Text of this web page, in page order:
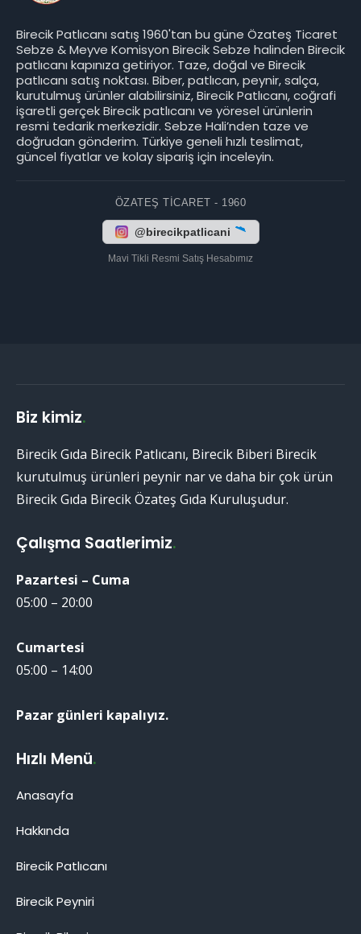
Birecik Patlıcanı satış 1960'tan bu güne Özateş Ticaret
Sebze & Meyve Komisyon Birecik Sebze halinden Birecik
patlıcanı kapınıza getiriyor. Taze, doğal ve Birecik
patlıcanı satış noktası. Biber, patlıcan, peynir, salça,
kurutulmuş ürünler alabilirsiniz, Birecik Patlıcanı, coğrafi
işaretli gerçek Birecik patlıcanı ve yöresel ürünlerin
resmi tedarik merkezidir. Sebze Hali’nden taze ve
doğrudan gönderim. Türkiye geneli hızlı teslimat,
güncel fiyatlar ve kolay sipariş için inceleyin.
ÖZATEŞ TICARET - 1960
@birecikpatlicani
Mavi Tikli Resmi Satış Hesabımız
Biz kimiz.
Birecik Gıda Birecik Patlıcanı, Birecik Biberi Birecik
kurutulmuş ürünleri peynir nar ve daha bir çok ürün
Birecik Gıda Birecik Özateş Gıda Kuruluşudur.
Çalışma Saatlerimiz.
Pazartesi – Cuma
05:00 – 20:00
Cumartesi
05:00 – 14:00
Pazar günleri kapalıyız.
Hızlı Menü.
Anasayfa
Hakkında
Birecik Patlıcanı
Birecik Peyniri